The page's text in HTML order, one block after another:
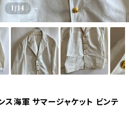
1/14
ス海軍 サマージャケット ビンテ